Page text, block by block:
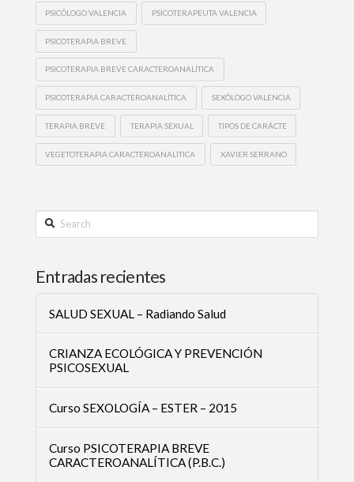
PSICÓLOGO VALENCIA PSICOTERAPEUTA VALENCIA
PSICOTERAPIA BREVE
PSICOTERAPIA BREVE CARACTEROANALÍTICA
PSICOTERAPIA CARACTEROANALÍTICA SEXÓLOGO VALENCIA
TERAPIA BREVE TERAPIA SEXUAL TIPOS DE CARÁCTE
VEGETOTERAPIA CARACTEROANALÍTICA XAVIER SERRANO
Search
Entradas recientes
SALUD SEXUAL – Radiando Salud
CRIANZA ECOLÓGICA Y PREVENCIÓN
PSICOSEXUAL
Curso SEXOLOGÍA – ESTER – 2015
Curso PSICOTERAPIA BREVE
CARACTEROANALÍTICA (P.B.C.)